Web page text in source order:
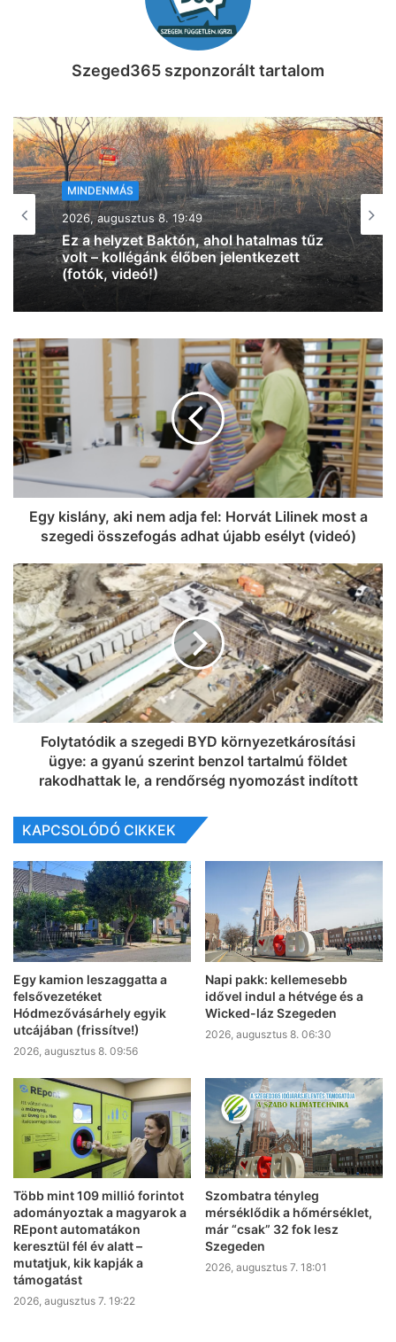
Szeged365 szponzorált tartalom
MINDENMÁS
2026, augusztus 8. 18:00
Vasárnap újra belehúz a meleg, 34 fok
lesz
Egy kislány, aki nem adja fel: Horvát Lilinek most a
szegedi összefogás adhat újabb esélyt (videó)
Folytatódik a szegedi BYD környezetkárosítási
ügye: a gyanú szerint benzol tartalmú földet
rakodhattak le, a rendőrség nyomozást indított
KAPCSOLÓDÓ CIKKEK
Egy kamion leszaggatta a
felsővezetéket
Hódmezővásárhely egyik
utcájában (frissítve!)
2026, augusztus 8. 09:56
Napi pakk: kellemesebb
idővel indul a hétvége és a
Wicked-láz Szegeden
2026, augusztus 8. 06:30
Több mint 109 millió forintot
adományoztak a magyarok a
REpont automatákon
keresztül fél év alatt –
mutatjuk, kik kapják a
támogatást
2026, augusztus 7. 19:22
Szombatra tényleg
mérséklődik a hőmérséklet,
már “csak” 32 fok lesz
Szegeden
2026, augusztus 7. 18:01